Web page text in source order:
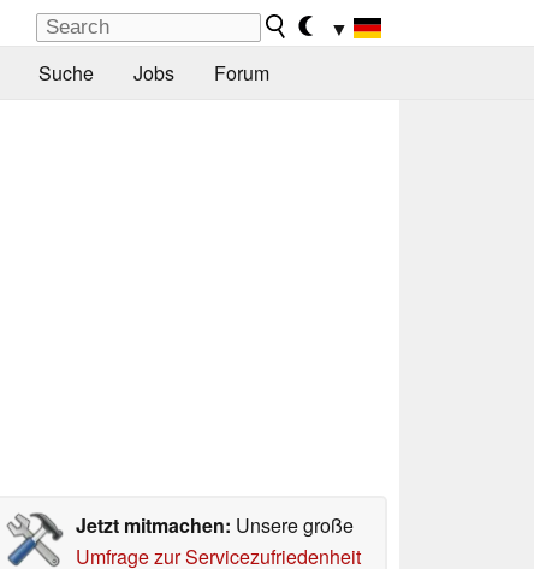
▼
Suche Jobs Forum
Jetzt mitmachen: Unsere große
Umfrage zur Servicezufriedenheit